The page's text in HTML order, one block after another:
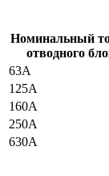
Номинальный
отводного
63A
125A
160A
250A
630A